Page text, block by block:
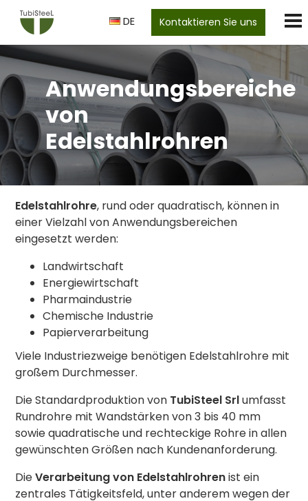
DE Kontaktieren Sie uns
Anwendungsbereiche
von
Edelstahlrohren
Edelstahlrohre, rund oder quadratisch, können in
einer Vielzahl von Anwendungsbereichen
eingesetzt werden:
Landwirtschaft
Energiewirtschaft
Pharmaindustrie
Chemische Industrie
Papierverarbeitung
Viele Industriezweige benötigen Edelstahlrohre mit
großem Durchmesser.
Die Standardproduktion von TubiSteel Srlumfasst
Rundrohre mit Wandstärken von 3 bis 40 mm
sowie quadratische und rechteckige Rohre in allen
gewünschten Größen nach Kundenanforderung.
DieVerarbeitung von Edelstahlrohrenist ein
zentrales Tätigkeitsfeld, unter anderem wegen der